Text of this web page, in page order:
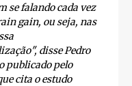
se falando cada vez
gain, ou seja, nas
disse Pedro
publicado pelo
cita o estudo